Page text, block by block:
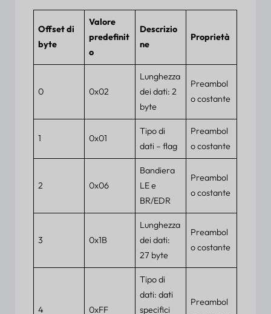
Offset di
byte
Valore
predefinit
o
Descrizio
ne
Proprietà
0 0x02
Lunghezza
dei dati: 2
byte
Preambol
o costante
1 0x01
Tipo di
dati – flag
Preambol
o costante
2 0x06
Bandiera
LE e
BR/EDR
Preambol
o costante
3 0x1B
Lunghezza
dei dati:
27 byte
Preambol
o costante
4 0xFF
Tipo di
dati: dati
specifici
Preambol